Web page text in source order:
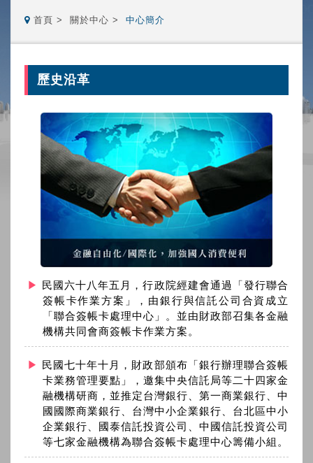
首頁 關於中心 中心簡介
歷史沿革
民國六十八年五月，行政院經建會通過「發行聯合
簽帳卡作業方案」，由銀行與信託公司合資成立
「聯合簽帳卡處理中心」。並由財政部召集各金融
機構共同會商簽帳卡作業方案。
民國七十年十月，財政部頒布「銀行辦理聯合簽帳
卡業務管理要點」，邀集中央信託局等二十四家金
融機構研商，並推定台灣銀行、第一商業銀行、中
國國際商業銀行、台灣中小企業銀行、台北區中小
企業銀行、國泰信託投資公司、中國信託投資公司
等七家金融機構為聯合簽帳卡處理中心籌備小組。